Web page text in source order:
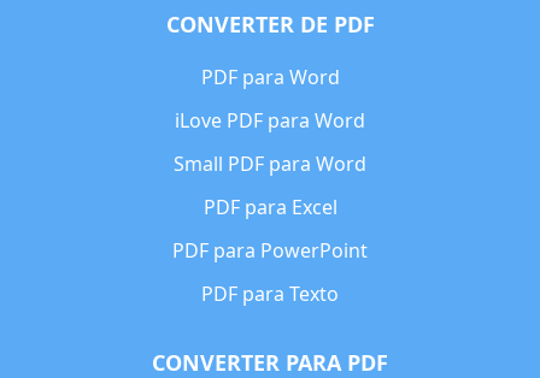
CONVERTER DE PDF
PDF para Word
iLove PDF para Word
Small PDF para Word
PDF para Excel
PDF para PowerPoint
PDF para Texto
CONVERTER PARA PDF